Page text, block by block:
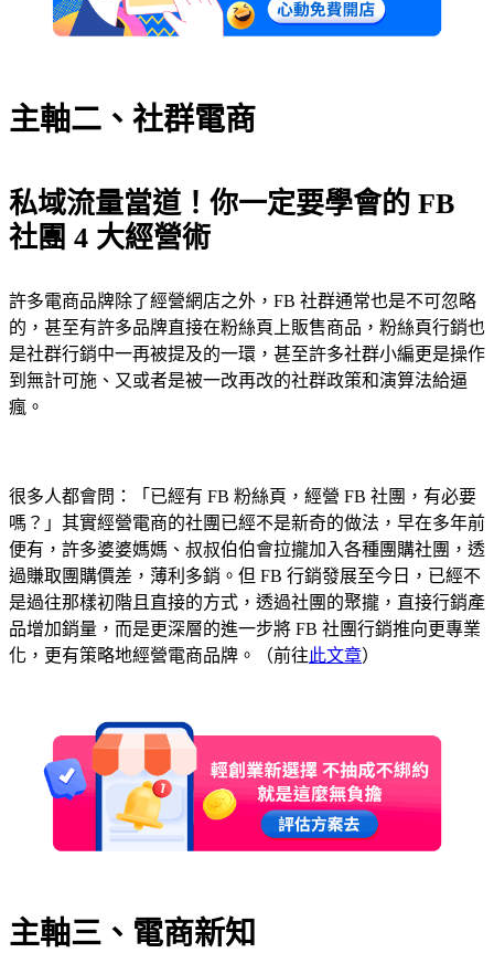
主軸二、社群電商
私域流量當道！你一定要學會的 FB
社團 4 大經營術
許多電商品牌除了經營網店之外，FB 社群通常也是不可忽略
的，甚至有許多品牌直接在粉絲頁上販售商品，粉絲頁行銷也
是社群行銷中一再被提及的一環，甚至許多社群小編更是操作
到無計可施、又或者是被一改再改的社群政策和演算法給逼
瘋。
很多人都會問：「已經有 FB 粉絲頁，經營 FB 社團，有必要
嗎？」其實經營電商的社團已經不是新奇的做法，早在多年前
便有，許多婆婆媽媽、叔叔伯伯會拉攏加入各種團購社團，透
過賺取團購價差，薄利多銷。但 FB 行銷發展至今日，已經不
是過往那樣初階且直接的方式，透過社團的聚攏，直接行銷產
品增加銷量，而是更深層的進一步將 FB 社團行銷推向更專業
化，更有策略地經營電商品牌。（前往此文章）
主軸三、電商新知